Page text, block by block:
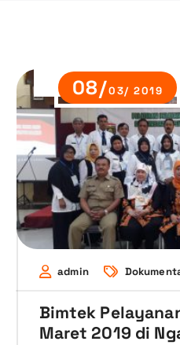
08/03/ 2019
admin
Bimtek
Maret 2019 di